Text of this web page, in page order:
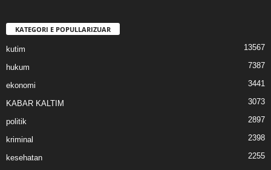
KATEGORI E POPULLARIZUAR
kutim 13567
hukum 7387
ekonomi 3441
KABAR KALTIM 3073
politik 2897
kriminal 2398
kesehatan 2255